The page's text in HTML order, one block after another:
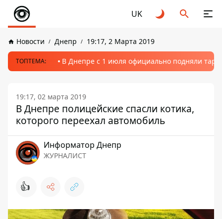
UK
Новости Днепр 19:17, 2 Марта 2019
ТОПТЕМА: В Днепре с 1 июля официально подняли
19:17, 02 марта 2019
В Днепре полицейские спасли котика,
которого переехал автомобиль
Информатор Днепр
ЖУРНАЛИСТ
👍